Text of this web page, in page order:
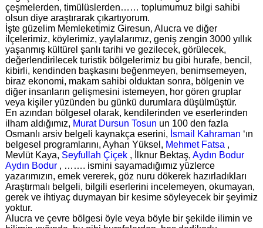
çeşmelerden, timülüslerden…… toplumumuz bilgi sahibi
olsun diye araştırarak çıkartıyorum.
İşte güzelim Memleketimiz Giresun, Alucra ve diğer
ilçelerimiz, köylerimiz, yaylalarımız, geniş zengin 3000 yıllık
yaşanmış kültürel şanlı tarihi ve gezilecek, görülecek,
değerlendirilecek turistik bölgelerimiz bu gibi hurafe, bencil,
kibirli, kendinden başkasını beğenmeyen, benimsemeyen,
biraz ekonomi, makam sahibi olduktan sonra, bölgenin ve
diğer insanların gelişmesini istemeyen, hor gören gruplar
veya kişiler yüzünden bu günkü durumlara düşülmüştür.
En azından bölgesel olarak, kendilerinden ve eserlerinden
ilham aldığımız, Murat Dursun Tosun un 100 den fazla
Osmanlı arsiv belgeli kaynakça eserini, İsmail Kahraman ‘ın
belgesel programlarını, Ayhan Yüksel, Mehmet Fatsa ,
Mevlüt Kaya, Seyfullah Çiçek, İlknur Bektaş, Aydın Bodur
Aydın Bodur, ……. ismini sayamadığımız yüzlerce
yazarımızın, emek vererek, göz nuru dökerek hazırladıkları
Araştırmalı belgeli, bilgili eserlerini incelemeyen, okumayan,
gerek ve ihtiyaç duymayan bir kesime söyleyecek bir şeyimiz
yoktur.
Alucra ve çevre bölgesi öyle veya böyle bir şekilde ilimin ve